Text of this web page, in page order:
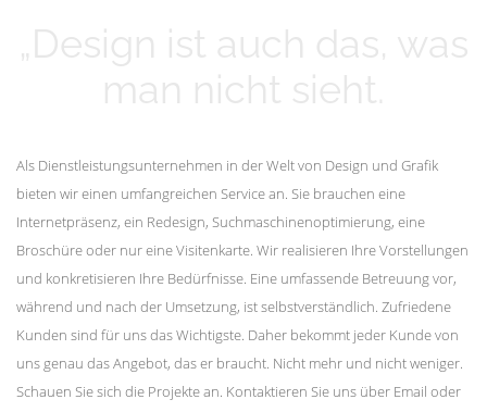
Als Dienstleistungsunternehmen in der Welt von Design und Grafik
bieten wir einen umfangreichen Service an. Sie brauchen eine
Internetpräsenz, ein Redesign, Suchmaschinenoptimierung, eine
Broschüre oder nur eine Visitenkarte. Wir realisieren Ihre Vorstellungen
und konkretisieren Ihre Bedürfnisse. Eine umfassende Betreuung vor,
während und nach der Umsetzung, ist selbstverständlich. Zufriedene
Kunden sind für uns das Wichtigste. Daher bekommt jeder Kunde von
uns genau das Angebot, das er braucht. Nicht mehr und nicht weniger.
Schauen Sie sich die Projekte an. Kontaktieren Sie uns über Email oder